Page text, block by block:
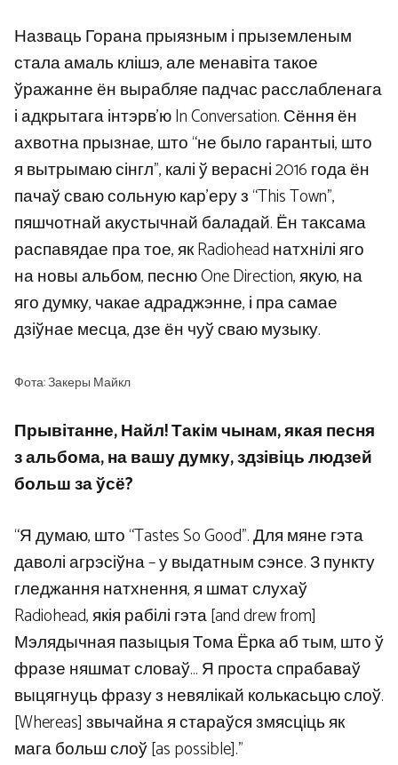
Назваць Горана прыязным і прыземленым
стала амаль клішэ, але менавіта такое
ўражанне ён вырабляе падчас расслабленага
і адкрытага інтэрв’ю In Conversation. Сёння ён
ахвотна прызнае, што “не было гарантыі, што
я вытрымаю сінгл”, калі ў верасні 2016 года ён
пачаў сваю сольную кар’еру з “This Town”,
пяшчотнай акустычнай баладай. Ён таксама
распавядае пра тое, як Radiohead натхнілі яго
на новы альбом, песню One Direction, якую, на
яго думку, чакае адраджэнне, і пра самае
дзіўнае месца, дзе ён чуў сваю музыку.
Фота: Закеры Майкл
Прывітанне, Найл! Такім чынам, якая песня
з альбома, на вашу думку, здзівіць людзей
больш за ўсё?
“Я думаю, што “Tastes So Good”. Для мяне гэта
даволі агрэсіўна – у выдатным сэнсе. З пункту
гледжання натхнення, я шмат слухаў
Radiohead, якія рабілі гэта [and drew from]
Мэлядычная пазыцыя Тома Ёрка аб тым, што ў
фразе няшмат словаў… Я проста спрабаваў
выцягнуць фразу з невялікай колькасьцю слоў.
[Whereas] звычайна я стараўся змясціць як
мага больш слоў [as possible].”